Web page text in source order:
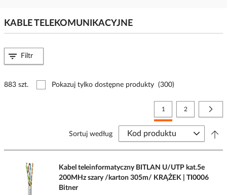
KABLE TELEKOMUNIKACYJNE
883 szt. Pokazuj tylko dostępne produkty (300)
Strona
Aktualnie czytasz stronę
1 Strona
2
Sortuj według
Kabel teleinformatyczny BITLAN U/UTP kat.5e
200MHz szary /karton 305m/ KRĄŻEK | TI0006
Bitner
Filtr